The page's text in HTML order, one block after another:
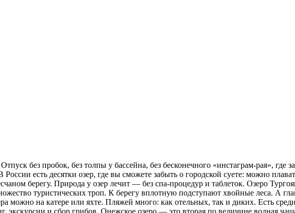
без пробок, без толпы у бассейна, без бесконечного «инстаграм-рая», где
есть десятки озер, где вы сможете забыть о городской суете: можно
берегу. Природа у озер лечит — без спа-процедур и таблеток. Озеро
туристических троп. К берегу вплотную подступают хвойные леса. А
можно на катере или яхте. Пляжей много: как отельных, так и диких. Есть